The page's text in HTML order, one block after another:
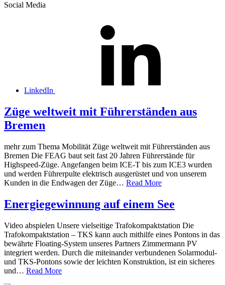
Social Media
LinkedIn
Züge weltweit mit Führerständen aus
Bremen
mehr zum Thema Mobilität Züge weltweit mit Führerständen aus
Bremen Die FEAG baut seit fast 20 Jahren Führerstände für
Highspeed-Züge. Angefangen beim ICE-T bis zum ICE3 wurden
und werden Führerpulte elektrisch ausgerüstet und von unserem
Kunden in die Endwagen der Züge… Read More
Energiegewinnung auf einem See
Video abspielen Unsere vielseitige Trafokompaktstation Die
Trafokompaktstation – TKS kann auch mithilfe eines Pontons in das
bewährte Floating-System unseres Partners Zimmermann PV
integriert werden. Durch die miteinander verbundenen Solarmodul-
und TKS-Pontons sowie der leichten Konstruktion, ist ein sicheres
und… Read More